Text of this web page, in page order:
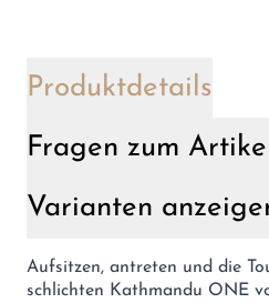
Produktdetails
Fragen zum
Varianten
Aufsitzen, antreten und die
schlichten Kathmandu ONE